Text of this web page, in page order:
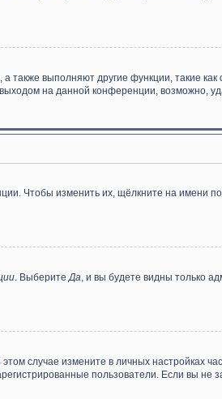
также выполняют другие функции, такие
на данной конференции, возможно,
Чтобы изменить их, щёлкните на имени
. ВыберитеДа, и вы будете видны только
случае измените в личных настройках
пользователи. Если вы не